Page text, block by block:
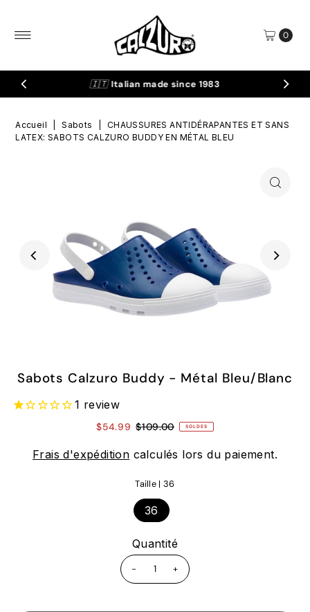
0
🇮🇹Italian made since 1983
Accueil Sabots
CHAUSSURES ANTIDÉRAPANTES ET SANS
LATEX: SABOTS CALZURO BUDDY EN MÉTAL BLEU
Sabots Calzuro Buddy - Métal Bleu/Blanc
1 review
$54.99 $109.00 SOLDES
Frais d'expédition calculés lors du paiement.
Taille |36
36
Quantité
- +